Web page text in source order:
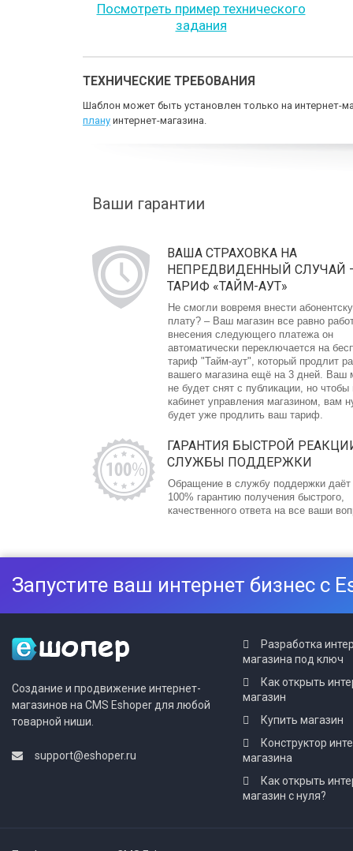
Посмотреть пример технического
задания
ТЕХНИЧЕСКИЕ ТРЕБОВАНИЯ
Шаблон может быть установлен только на интернет-
плану интернет-магазина.
Ваши гарантии
ВАША СТРАХОВКА НА
НЕПРЕДВИДЕННЫЙ СЛУЧАЙ
ТАРИФ «ТАЙМ-АУТ»
Не смогли вовремя внести
плату? – Ваш магазин все равно
внесения следующего платежа он
автоматически переключается на
тариф "Тайм-аут", который продлит
вашего магазина ещё на 3 дней. Ваш
не будет снят с публикации, но чтобы
кабинет управления магазином, вам
будет уже продлить ваш тариф.
ГАРАНТИЯ БЫСТРОЙ
СЛУЖБЫ ПОДДЕРЖКИ
Обращение в службу поддержки
100% гарантию получения быстрого,
качественного ответа на все ваши
Запустите ваш интернет бизнес с
Создание и продвижение интернет-
магазинов на CMS Eshoper для любой
товарной ниши.
support@eshoper.ru
Разработка
магазина под ключ
Как открыть
магазин
Купить магазин
Конструктор
магазина
Как открыть
магазин с нуля?